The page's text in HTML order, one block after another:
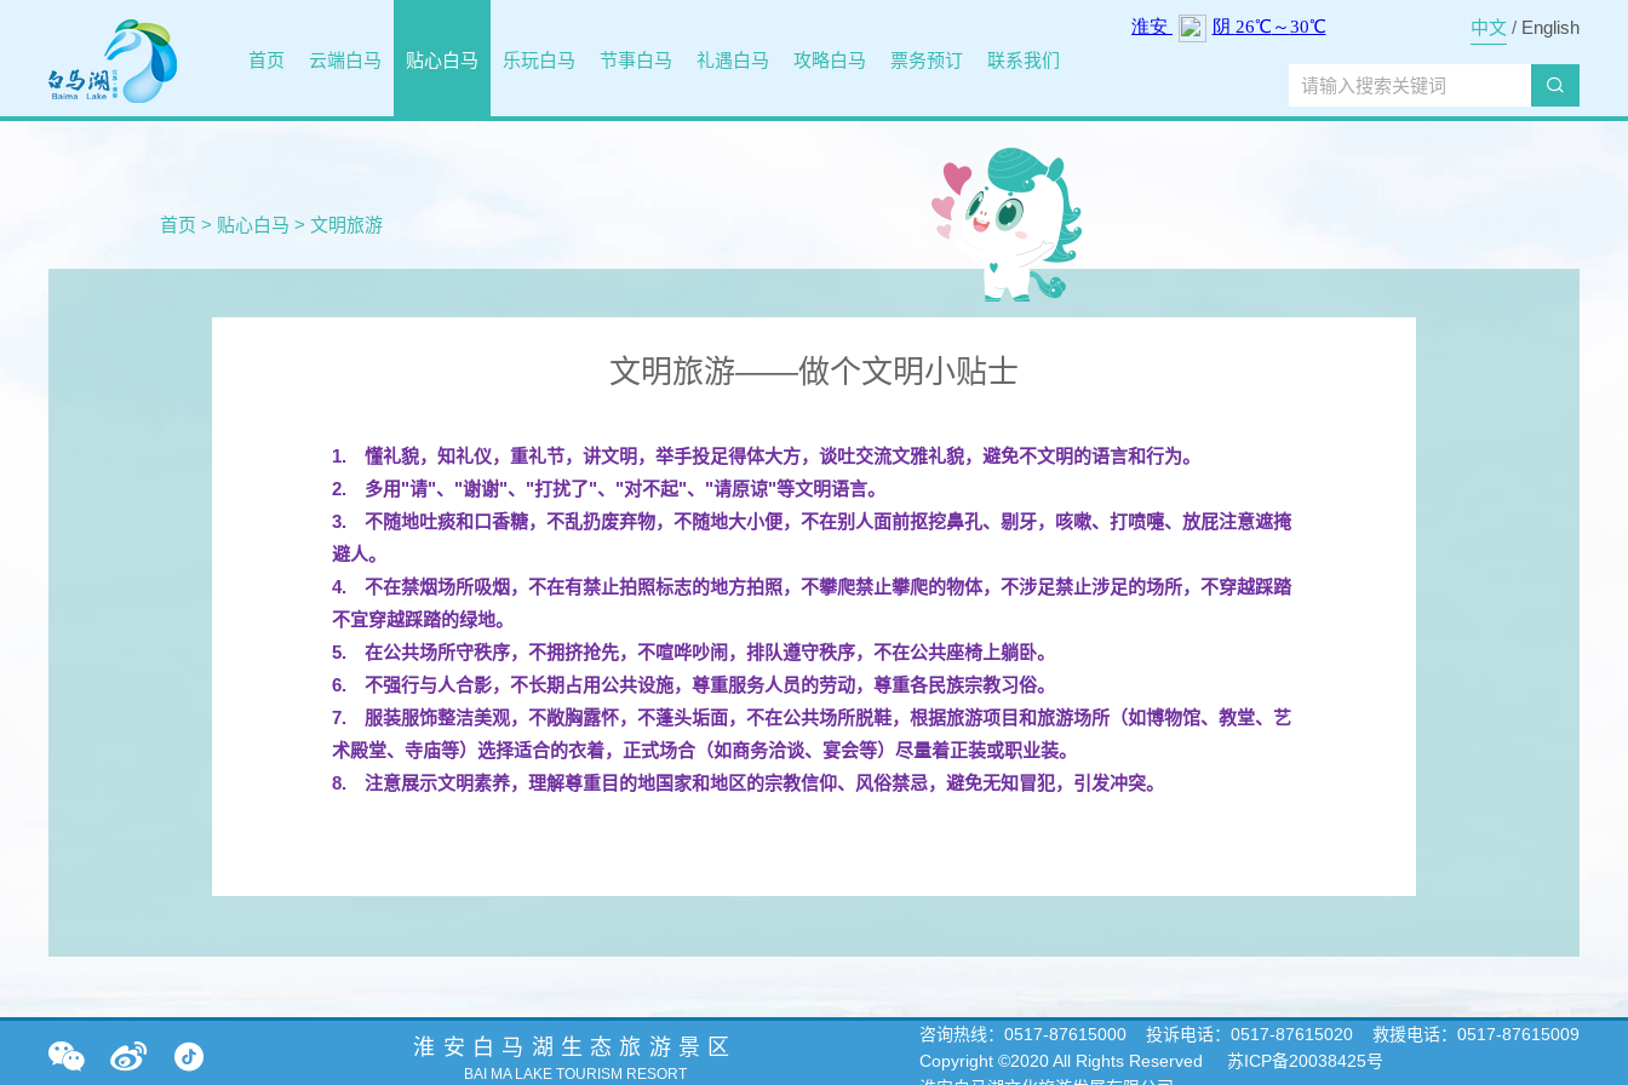
首页 云端白马 贴心白马 乐玩白马 节事白马 礼遇白马 攻略白马 票务预订 联系我们
中文/ English
首页 > 贴心白马 > 文明旅游
文明旅游——做个文明小贴士
1.
懂礼貌，知礼仪，重礼节，讲文明，举手投足得体大方，谈吐交流文雅礼貌，避免不文明的语言和行为。
2.
多用"请"、"谢谢"、"打扰了"、"对不起"、"请原谅"等文明语言。
3.
不随地吐痰和口香糖，不乱扔废弃物，不随地大小便，不在别人面前抠挖鼻孔、剔牙，咳嗽、打喷嚏、放屁注意遮掩
避人。
4.
不在禁烟场所吸烟，不在有禁止拍照标志的地方拍照，不攀爬禁止攀爬的物体，不涉足禁止涉足的场所，不穿越踩踏
不宜穿越踩踏的绿地。
5.
在公共场所守秩序，不拥挤抢先，不喧哗吵闹，排队遵守秩序，不在公共座椅上躺卧。
6.
不强行与人合影，不长期占用公共设施，尊重服务人员的劳动，尊重各民族宗教习俗。
7.
服装服饰整洁美观，不敞胸露怀，不蓬头垢面，不在公共场所脱鞋，根据旅游项目和旅游场所（如博物馆、教堂、艺
术殿堂、寺庙等）选择适合的衣着，正式场合（如商务洽谈、宴会等）尽量着正装或职业装。
8.
注意展示文明素养，理解尊重目的地国家和地区的宗教信仰、风俗禁忌，避免无知冒犯，引发冲突。
淮安白马湖生态旅游景区
BAI MA LAKE TOURISM RESORT
咨询热线： 0517-87615000投诉电话：0517-87615020 救援电话：0517-87615009
Copyright ©2020 All Rights Reserved
苏ICP备20038425号